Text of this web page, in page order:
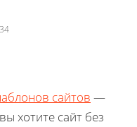
сайтов —
хотите сайт без